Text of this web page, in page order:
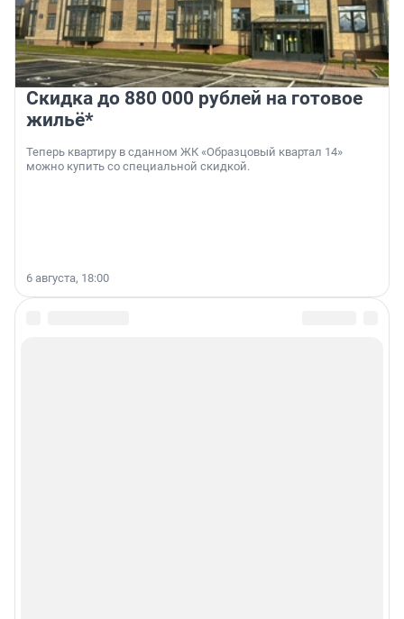
Скидка до 880 000 рублей на готовое
жильё*
Теперь квартиру в сданном ЖК «Образцовый квартал 14»
можно купить со специальной скидкой.
6 августа, 18:00